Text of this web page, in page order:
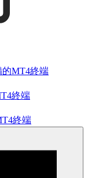
的MT4終端
終端
終端